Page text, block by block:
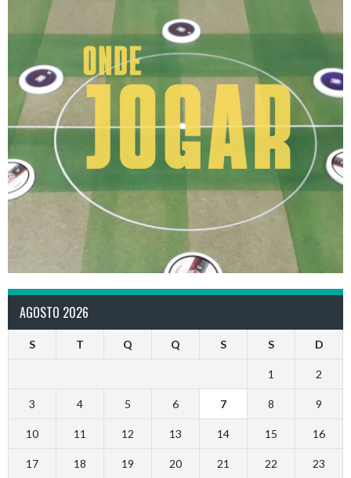
AGOSTO 2026
S T Q Q S S D
1 2
3 4 5 6 7 8 9
10 11 12 13 14 15 16
17 18 19 20 21 22 23